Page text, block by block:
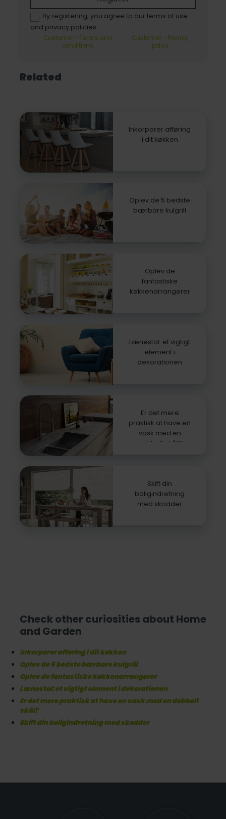
By registering, you agree to our terms of use
and privacy policies.
Customer - Terms and
conditions
Customer - Privacy
policy
Related
Inkorporer afføring
i dit køkken
Oplev de 5 bedste
bærbare kulgrill
Oplev de
fantastiske
køkkenarrangører
Lænestol: et vigtigt
element i
dekorationen
Er det mere
praktisk at have en
vask med en
dobbelt skål?
Skift din
boligindretning
med skodder
Check other curiosities about Home
and Garden
Inkorporer afføring i dit køkken
Oplev de 5 bedste bærbare kulgrill
Oplev de fantastiske køkkenarrangører
Lænestol: et vigtigt element i dekorationen
Er det mere praktisk at have en vask med en dobbelt
skål?
Skift din boligindretning med skodder